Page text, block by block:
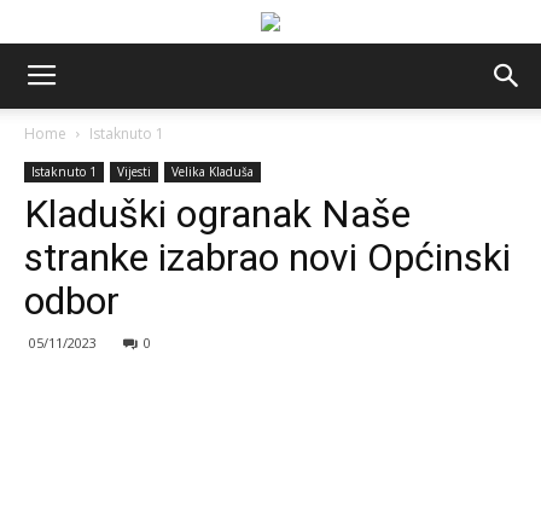
Home Istaknuto 1
Istaknuto 1 Vijesti Velika Kladuša
Kladuški ogranak Naše
stranke izabrao novi Općinski
odbor
05/11/2023 0